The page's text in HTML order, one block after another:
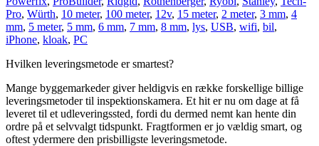
Pro, Würth, 10 meter, 100 meter, 12v, 15 meter, 2 meter, 3 mm, 4
mm, 5 meter, 5 mm, 6 mm, 7 mm, 8 mm, lys, USB, wifi, bil,
iPhone, kloak, PC
Hvilken leveringsmetode er smartest?
Mange byggemarkeder giver heldigvis en række forskellige billige
leveringsmetoder til inspektionskamera. Et hit er nu om dage at få
leveret til et udleveringssted, fordi du dermed nemt kan hente din
ordre på et selvvalgt tidspunkt. Fragtformen er jo vældig smart, og
oftest ydermere den prisbilligste leveringsmetode.